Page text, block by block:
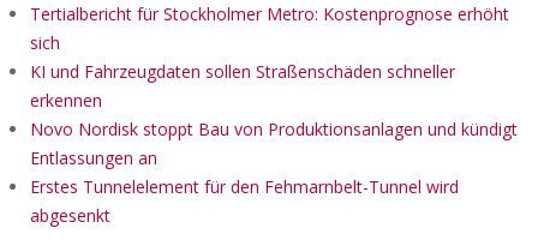
Tertialbericht für Stockholmer Metro: Kostenprognose erhöht
sich
KI und Fahrzeugdaten sollen Straßenschäden schneller
erkennen
Novo Nordisk stoppt Bau von Produktionsanlagen und kündigt
Entlassungen an
Erstes Tunnelelement für den Fehmarnbelt-Tunnel wird
abgesenkt